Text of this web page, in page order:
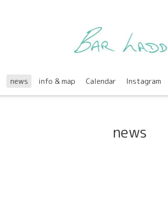
news info & map Calendar Instagram
news